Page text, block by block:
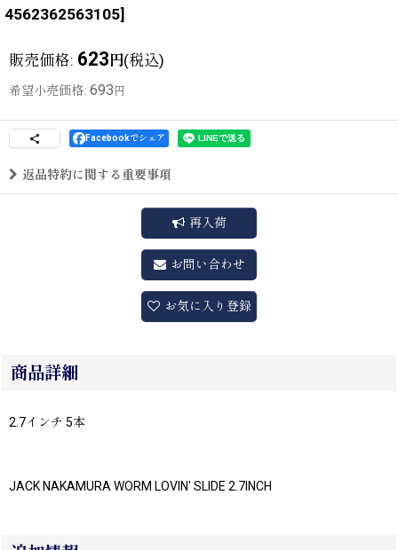
4562362563105]
販売価格: 623円(税込)
希望小売価格: 693 円
Facebookでシェア
返品特約に関する重要事項
再入荷
お問い合わせ
お気に入り登録
商品詳細
2.7インチ 5本
JACK NAKAMURA WORM LOVIN' SLIDE 2.7INCH